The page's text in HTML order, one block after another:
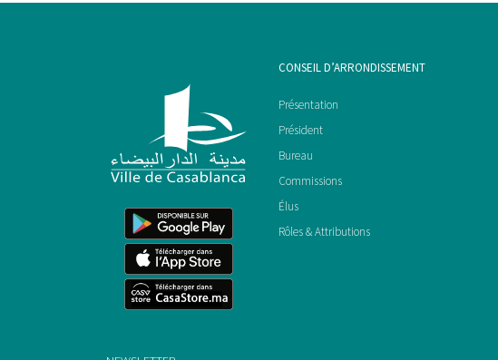
CONSEIL D’ARRONDISSEMENT
Présentation
Président
Bureau
Commissions
Élus
Rôles & Attributions